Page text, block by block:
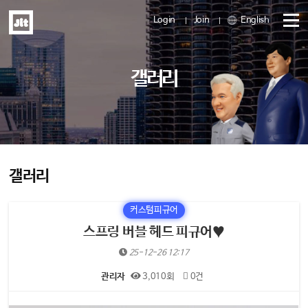
Login Join
English
메
뉴
갤러리
갤러리
커스텀피규어
스프링 버블 헤드 피규어♥
25-12-26 12:17
관리자 3,010회 0건